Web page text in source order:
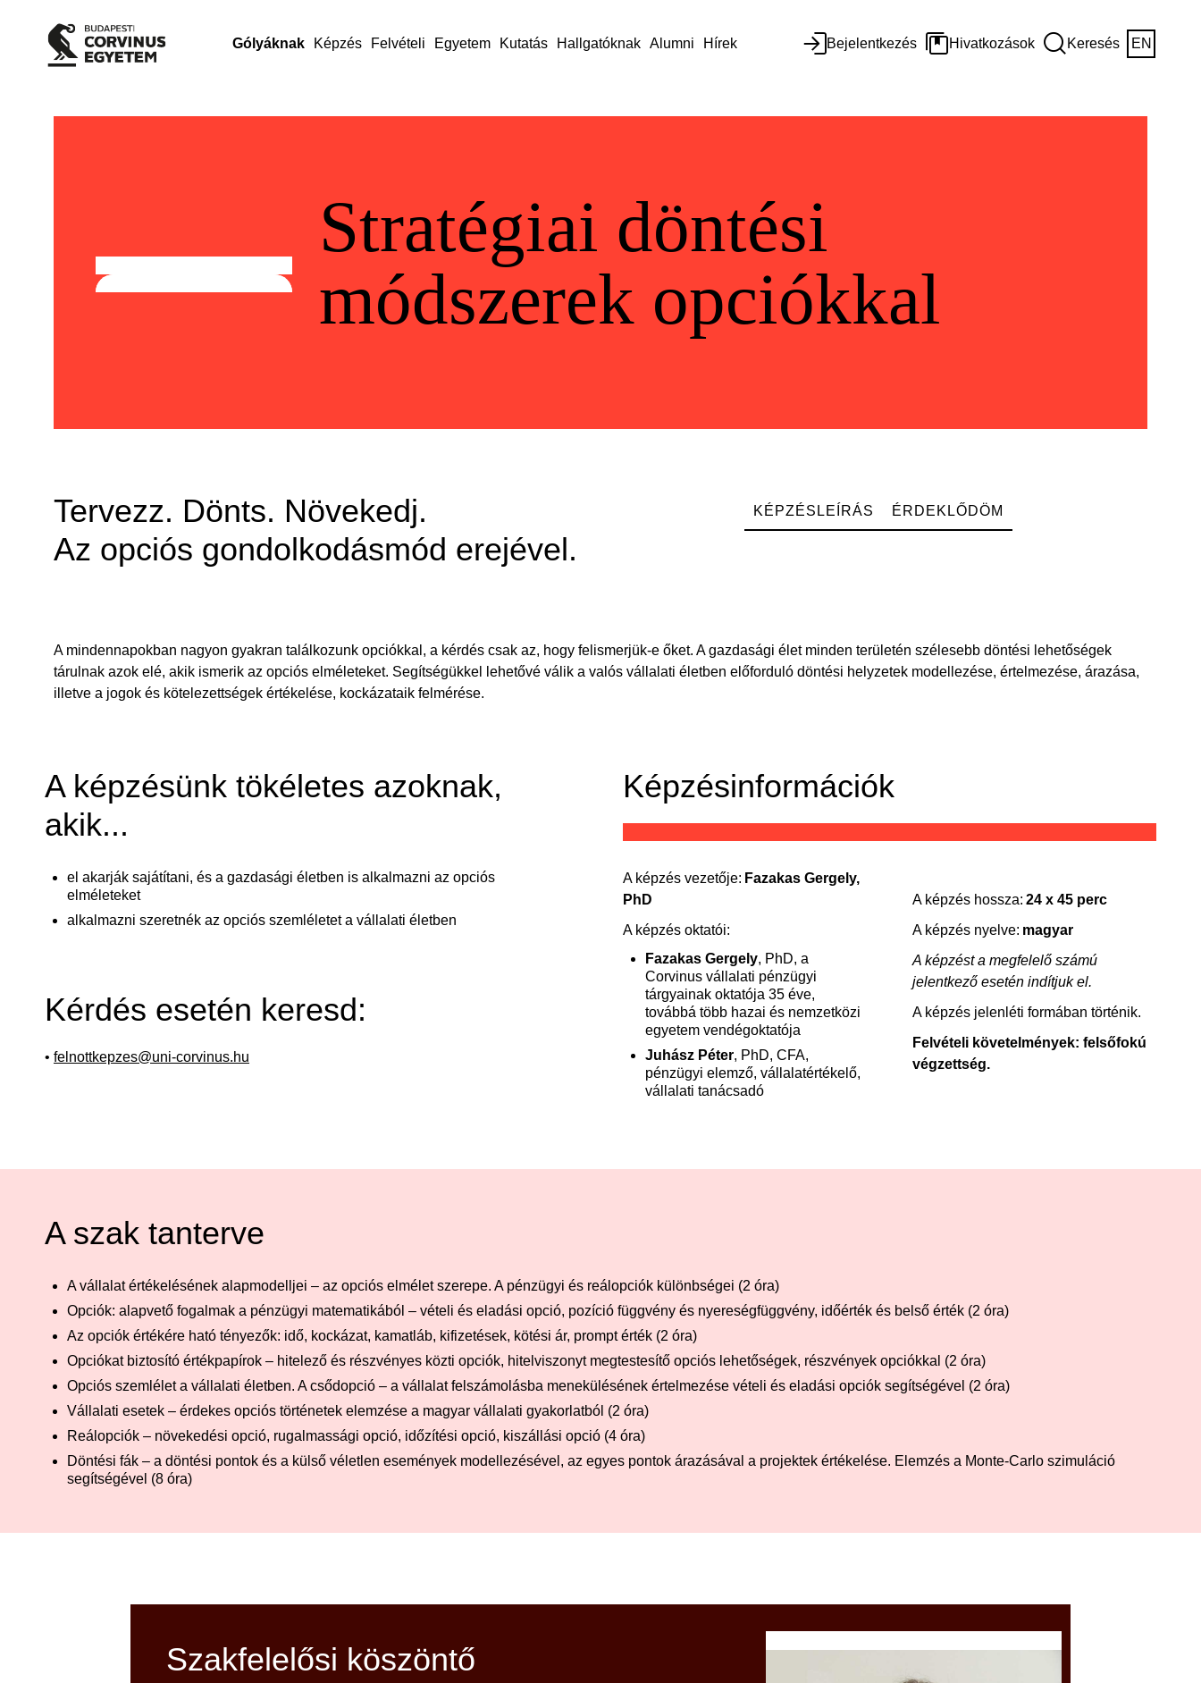
Gólyáknak Képzés Felvételi Egyetem Kutatás Hallgatóknak Alumni Hírek Bejelentkezés Hivatkozások Keresés EN
Stratégiai döntési
módszerek opciókkal
Tervezz. Dönts. Növekedj.
Az opciós gondolkodásmód erejével.
KÉPZÉSLEÍRÁS ÉRDEKLŐDÖM
A mindennapokban nagyon gyakran találkozunk opciókkal, a kérdés csak az, hogy felismerjük-e őket. A gazdasági élet minden területén szélesebb döntési lehetőségek
tárulnak azok elé, akik ismerik az opciós elméleteket. Segítségükkel lehetővé válik a valós vállalati életben előforduló döntési helyzetek modellezése, értelmezése, árazása,
illetve a jogok és kötelezettségek értékelése, kockázataik felmérése.
A képzésünk tökéletes azoknak,
akik...
el akarják sajátítani, és a gazdasági életben is alkalmazni az opciós
elméleteket
alkalmazni szeretnék az opciós szemléletet a vállalati életben
Kérdés esetén keresd:
• felnottkepzes@uni-corvinus.hu
Képzésinformációk
A képzés vezetője: Fazakas Gergely,
PhD
A képzés oktatói:
Fazakas Gergely, PhD, a
Corvinus vállalati pénzügyi
tárgyainak oktatója 35 éve,
továbbá több hazai és nemzetközi
egyetem vendégoktatója
Juhász Péter, PhD, CFA,
pénzügyi elemző, vállalatértékelő,
vállalati tanácsadó
A képzés hossza: 24 x 45 perc
A képzés nyelve: magyar
A képzést a megfelelő számú
jelentkező esetén indítjuk el.
A képzés jelenléti formában történik.
Felvételi követelmények: felsőfokú
végzettség.
A szak tanterve
A vállalat értékelésének alapmodelljei – az opciós elmélet szerepe. A pénzügyi és reálopciók különbségei (2 óra)
Opciók: alapvető fogalmak a pénzügyi matematikából – vételi és eladási opció, pozíció függvény és nyereségfüggvény, időérték és belső érték (2 óra)
Az opciók értékére ható tényezők: idő, kockázat, kamatláb, kifizetések, kötési ár, prompt érték (2 óra)
Opciókat biztosító értékpapírok – hitelező és részvényes közti opciók, hitelviszonyt megtestesítő opciós lehetőségek, részvények opciókkal (2 óra)
Opciós szemlélet a vállalati életben. A csődopció – a vállalat felszámolásba menekülésének értelmezése vételi és eladási opciók segítségével (2 óra)
Vállalati esetek – érdekes opciós történetek elemzése a magyar vállalati gyakorlatból (2 óra)
Reálopciók – növekedési opció, rugalmassági opció, időzítési opció, kiszállási opció (4 óra)
Döntési fák – a döntési pontok és a külső véletlen események modellezésével, az egyes pontok árazásával a projektek értékelése. Elemzés a Monte-Carlo szimuláció
segítségével (8 óra)
Szakfelelősi köszöntő